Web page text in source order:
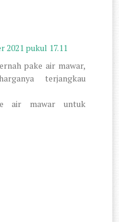
2021 pukul 17.11
pake air mawar,
terjangkau
air mawar untuk